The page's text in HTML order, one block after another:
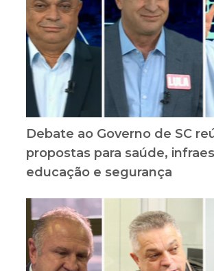
Debate ao Governo de SC
propostas para saúde,
educação e segurança